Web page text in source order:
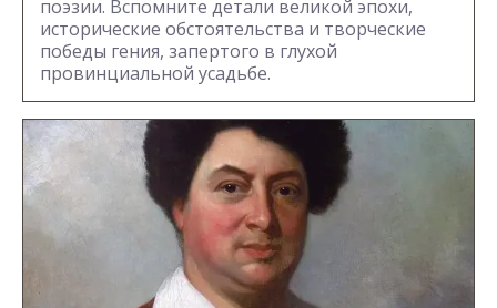
поэзии. Вспомните детали великой эпохи,
исторические обстоятельства и творческие
победы гения, запертого в глухой
провинциальной усадьбе.